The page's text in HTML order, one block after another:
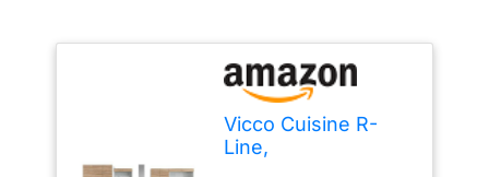
Vicco Cuisine R-
Line,